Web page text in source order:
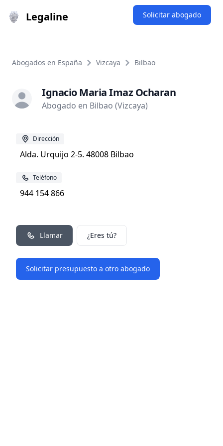
Legaline Solicitar abogado
Abogados en España Vizcaya Bilbao
Ignacio Maria Imaz Ocharan
Abogado en Bilbao (Vizcaya)
Dirección
Alda. Urquijo 2-5. 48008 Bilbao
Teléfono
944 154 866
Llamar ¿Eres tú?
Solicitar presupuesto a otro abogado